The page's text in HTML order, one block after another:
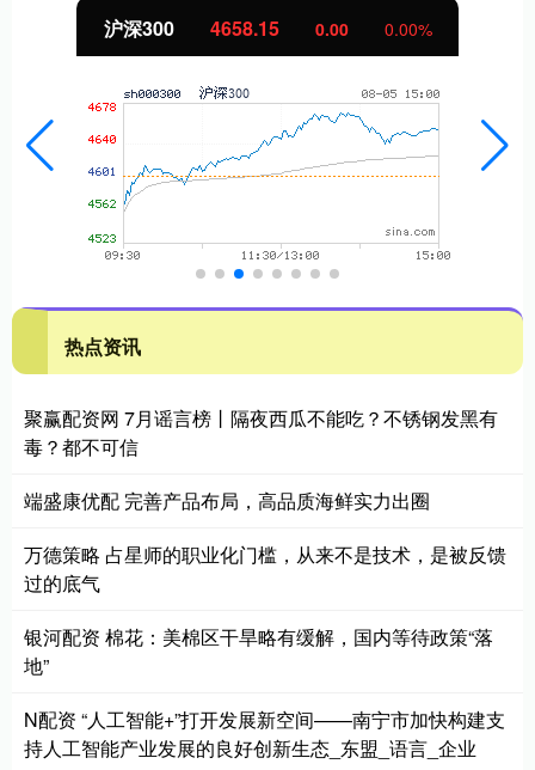
沪深300 4658.15 0.00 0.00%
热点资讯
聚赢配资网 7月谣言榜丨隔夜西瓜不能吃？不锈钢发黑有
毒？都不可信
端盛康优配 完善产品布局，高品质海鲜实力出圈
万德策略 占星师的职业化门槛，从来不是技术，是被反馈
过的底气
银河配资 棉花：美棉区干旱略有缓解，国内等待政策“落
地”
N配资 “人工智能+”打开发展新空间——南宁市加快构建支
持人工智能产业发展的良好创新生态_东盟_语言_企业